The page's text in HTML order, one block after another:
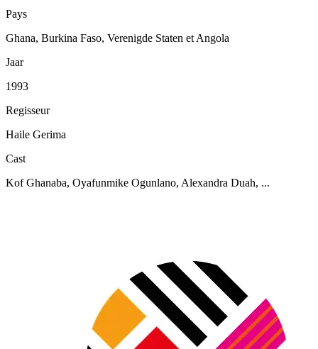
Pays
Ghana, Burkina Faso, Verenigde Staten et Angola
Jaar
1993
Regisseur
Haile Gerima
Cast
Kof Ghanaba, Oyafunmike Ogunlano, Alexandra Duah, ...